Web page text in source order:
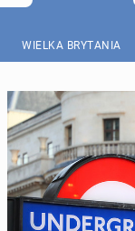
WIELKA BRYTANIA